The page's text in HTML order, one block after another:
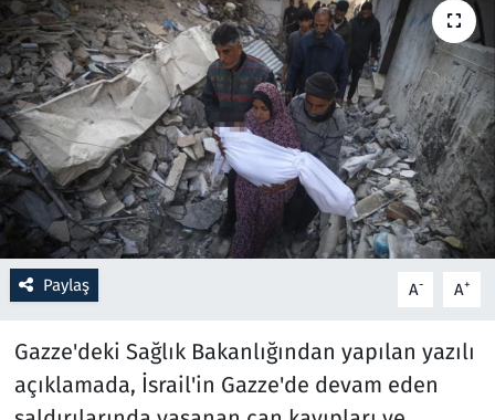
Paylaş A- A+
Gazze'deki Sağlık Bakanlığından yapılan yazılı
açıklamada, İsrail'in Gazze'de devam eden
Ramazan
Resmi İlanlar
Rüya Tabirleri
Sağlık
Savunma Sanayi
Spor